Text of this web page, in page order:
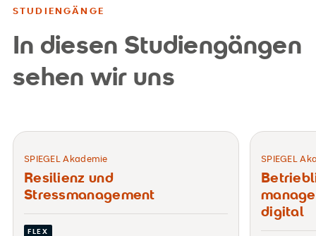
STUDIENGÄNGE
In diesen Studiengängen
sehen wir uns
SPIEGEL Akademie
Resilienz und
Stressmanagement
FLEX
SPIEGEL
digital